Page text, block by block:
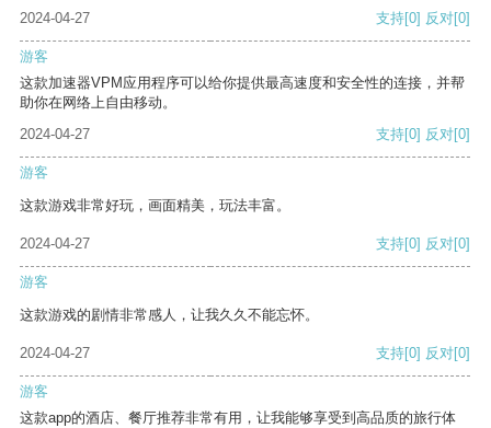
2024-04-27 支持[0] 反对[0]
游客
这款加速器VPM应用程序可以给你提供最高速度和安全性的连接，并帮
助你在网络上自由移动。
2024-04-27
支持[0] 反对[0]
游客
这款游戏非常好玩，画面精美，玩法丰富。
2024-04-27 支持[0] 反对[0]
游客
这款游戏的剧情非常感人，让我久久不能忘怀。
2024-04-27 支持[0] 反对[0]
游客
这款app的酒店、餐厅推荐非常有用，让我能够享受到高品质的旅行体